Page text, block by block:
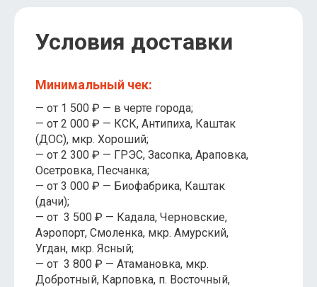
Условия доставки
Минимальный чек:
— от 1 500 ₽ — в черте города;
— от 2 000 ₽ — КСК, Антипиха, Каштак
(ДОС), мкр. Хороший;
— от 2 300 ₽ — ГРЭС, Засопка, Араповка,
Осетровка, Песчанка;
— от 3 000 ₽ — Биофабрика, Каштак
(дачи);
— от 3 500 ₽ — Кадала, Черновские,
Аэропорт, Смоленка, мкр. Амурский,
Угдан, мкр. Ясный;
— от 3 800 ₽ — Атамановка, мкр.
Добротный, Карповка, п. Восточный,